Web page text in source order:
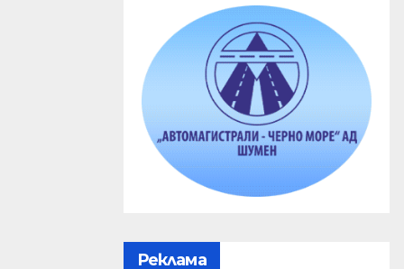
Реклама